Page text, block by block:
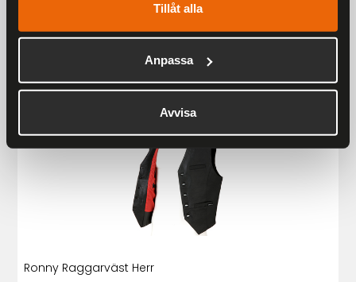
Tillåt alla
Anpassa
Avvisa
Andra har även tittat på
Rekommenderade produkter
Ronny Raggarväst Herr